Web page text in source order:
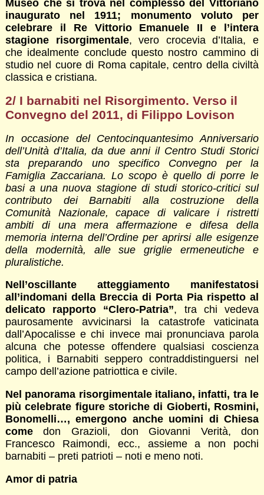
Museo che si trova nel complesso del Vittoriano
inaugurato nel 1911; monumento voluto per
celebrare il Re Vittorio Emanuele II e l’intera
stagione risorgimentale, vero crocevia d’Italia, e
che idealmente conclude questo nostro cammino di
studio nel cuore di Roma capitale, centro della civiltà
classica e cristiana.
2/ I barnabiti nel Risorgimento. Verso il
Convegno del 2011, di Filippo Lovison
In occasione del Centocinquantesimo Anniversario
dell’Unità d’Italia, da due anni il Centro Studi Storici
sta preparando uno specifico Convegno per la
Famiglia Zaccariana. Lo scopo è quello di porre le
basi a una nuova stagione di studi storico-critici sul
contributo dei Barnabiti alla costruzione della
Comunità Nazionale, capace di valicare i ristretti
ambiti di una mera affermazione e difesa della
memoria interna dell’Ordine per aprirsi alle esigenze
della modernità, alle sue griglie ermeneutiche e
pluralistiche.
Nell’oscillante atteggiamento manifestatosi
all’indomani della Breccia di Porta Pia rispetto al
delicato rapporto “Clero-Patria”, tra chi vedeva
paurosamente avvicinarsi la catastrofe vaticinata
dall’Apocalisse e chi invece mai pronunciava parola
alcuna che potesse offendere qualsiasi coscienza
politica, i Barnabiti seppero contraddistinguersi nel
campo dell’azione patriottica e civile.
Nel panorama risorgimentale italiano, infatti, tra le
più celebrate figure storiche di Gioberti, Rosmini,
Bonomelli…, emergono anche uomini di Chiesa
comedon Grazioli, don Giovanni Verità, don
Francesco Raimondi, ecc., assieme a non pochi
barnabiti – preti patrioti – noti e meno noti.
Amor di patria